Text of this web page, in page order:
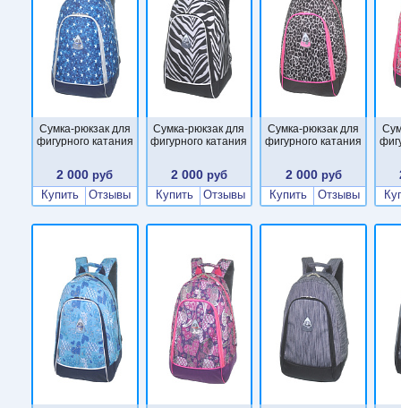
Сумка-рюкзак для
фигурного катания
2 000 руб
Купить
Отзывы
Сумка-рюкзак для
фигурного катания
2 000 руб
Купить
Отзывы
Сумка-рюкзак для
фигурного катания
2 000руб
Купить
Отзывы